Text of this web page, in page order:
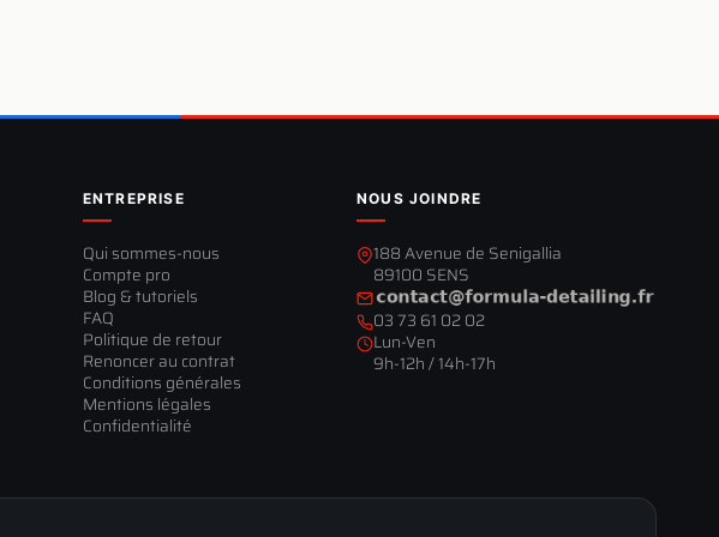
ENTREPRISE
Qui sommes-nous
Compte pro
Blog & tutoriels
FAQ
Politique de retour
Renoncer au contrat
Conditions générales
Mentions légales
Confidentialité
NOUS JOINDRE
188 Avenue de Senigallia
89100 SENS
03 73 61 02 02
Lun-Ven
9h-12h / 14h-17h